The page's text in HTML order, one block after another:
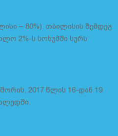
– 80%). თბილისის შემდეგ
2%-ს სოხუმში სურს
2017 წლის 16-დან 19